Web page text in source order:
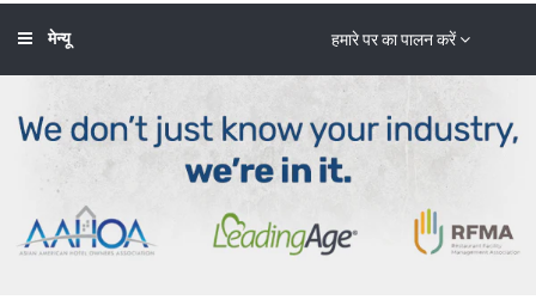
हमारे पर का पालन करें
मेन्यू